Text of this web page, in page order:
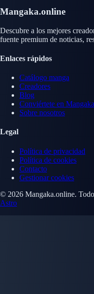
Mangaka.online
Descubre a los mejores
fuente premium de noticias,
Enlaces rápidos
Catálogo manga
Creadores
Blog
Conviértete en Mangaka
Sobre nosotros
Legal
Política de privacidad
Política de cookies
Contacto
Gestionar cookies
© 2026 Mangaka.online.
Astro